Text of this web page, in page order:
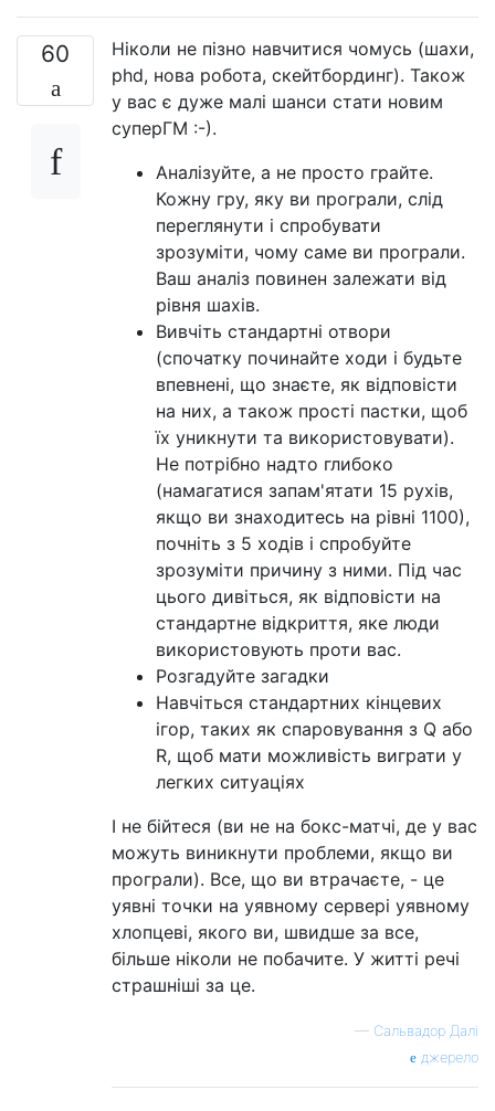
60
Ніколи не пізно навчитися чомусь (шахи,
phd, нова робота, скейтбординг). Також
у вас є дуже малі шанси стати новим
суперГМ :-).
Аналізуйте, а не просто грайте.
Кожну гру, яку ви програли, слід
переглянути і спробувати
зрозуміти, чому саме ви програли.
Ваш аналіз повинен залежати від
рівня шахів.
Вивчіть стандартні отвори
(спочатку починайте ходи і будьте
впевнені, що знаєте, як відповісти
на них, а також прості пастки, щоб
їх уникнути та використовувати).
Не потрібно надто глибоко
(намагатися запам'ятати 15 рухів,
якщо ви знаходитесь на рівні 1100),
почніть з 5 ходів і спробуйте
зрозуміти причину з ними. Під час
цього дивіться, як відповісти на
стандартне відкриття, яке люди
використовують проти вас.
Розгадуйте загадки
Навчіться стандартних кінцевих
ігор, таких як спаровування з Q або
R, щоб мати можливість виграти у
легких ситуаціях
І не бійтеся (ви не на бокс-матчі, де у вас
можуть виникнути проблеми, якщо ви
програли). Все, що ви втрачаєте, - це
уявні точки на уявному сервері уявному
хлопцеві, якого ви, швидше за все,
більше ніколи не побачите. У житті речі
страшніші за це.
— Сальвадор Далі
джерело